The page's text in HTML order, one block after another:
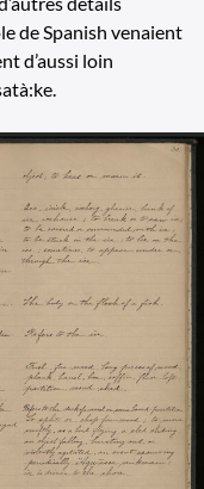
de Spanish venaient
d’aussi loin